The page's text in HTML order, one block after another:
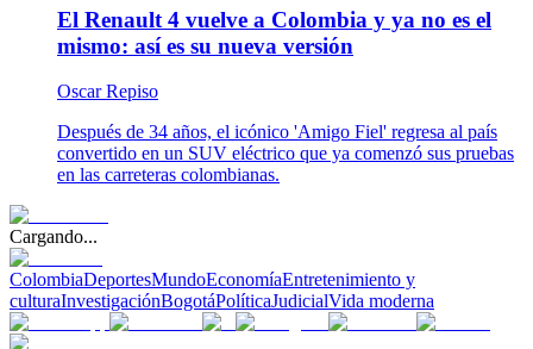
El Renault 4 vuelve a Colombia y ya no es el
mismo: así es su nueva versión
Oscar Repiso
Después de 34 años, el icónico 'Amigo Fiel' regresa al país
convertido en un SUV eléctrico que ya comenzó sus pruebas
en las carreteras colombianas.
Cargando...
ColombiaDeportesMundoEconomíaEntretenimiento y
culturaInvestigaciónBogotáPolíticaJudicialVida moderna